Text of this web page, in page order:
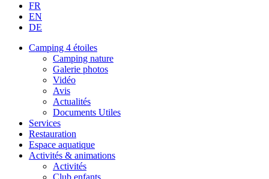
FR
EN
DE
Camping 4 étoiles
Camping nature
Galerie photos
Vidéo
Avis
Actualités
Documents Utiles
Services
Restauration
Espace aquatique
Activités & animations
Activités
Club enfants